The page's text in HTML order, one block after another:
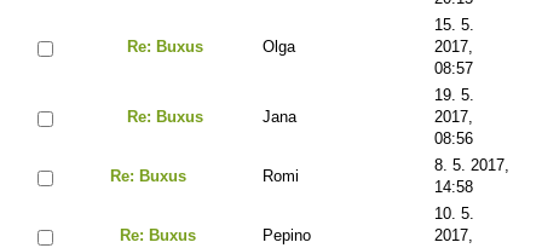
Re: Buxus Olga
15. 5.
2017,
08:57
Re: Buxus Jana
19. 5.
2017,
08:56
Re: Buxus Romi
8. 5. 2017,
14:58
Re: Buxus Pepino
10. 5.
2017,